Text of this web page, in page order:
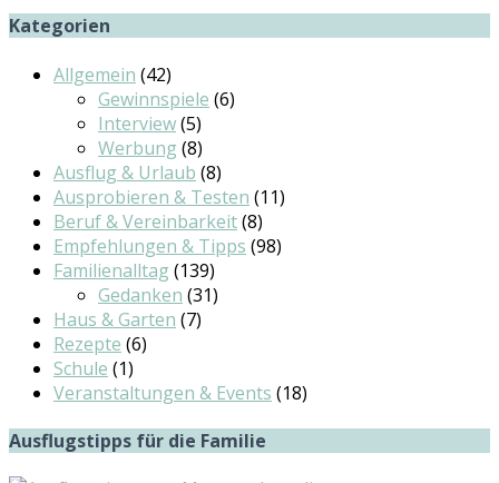
Kategorien
Allgemein (42)
Gewinnspiele (6)
Interview(5)
Werbung (8)
Ausflug & Urlaub (8)
Ausprobieren & Testen (11)
Beruf & Vereinbarkeit(8)
Empfehlungen & Tipps (98)
Familienalltag (139)
Gedanken (31)
Haus & Garten (7)
Rezepte (6)
Schule (1)
Veranstaltungen & Events (18)
Ausflugstipps für die Familie